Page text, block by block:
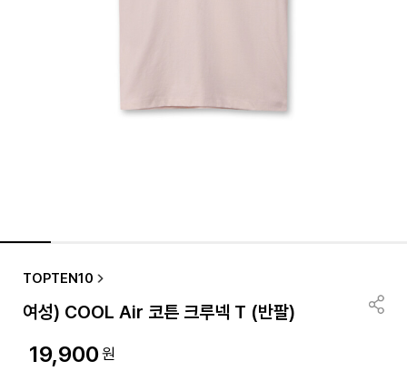
TOPTEN10
여성) COOL Air 코튼 크루넥 T (반팔)
19,900원